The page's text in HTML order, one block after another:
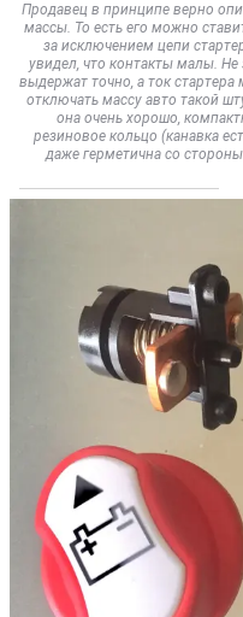
Продавец в принципе верно
массы. То есть его можно
за исключением цепи
увидел, что контакты малы.
выдержат точно, а ток
отключать массу авто такой
она очень хорошо,
резиновое кольцо (канавка
даже герметична со